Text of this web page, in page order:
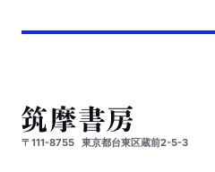
〒111-8755 東京都台東区蔵前2-5-3